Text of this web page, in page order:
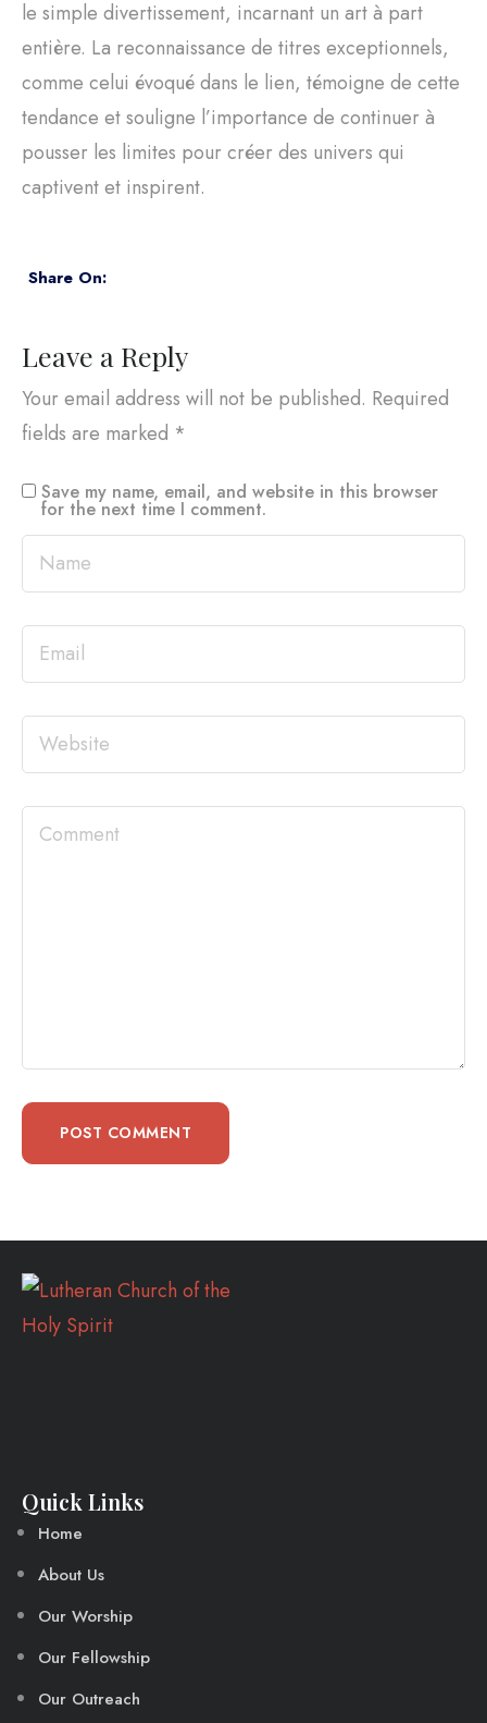
le simple divertissement, incarnant un art à part
entière. La reconnaissance de titres exceptionnels,
comme celui évoqué dans le lien, témoigne de cette
tendance et souligne l’importance de continuer à
pousser les limites pour créer des univers qui
captivent et inspirent.
Share On:
Leave a Reply
Your email address will not be published. Required
fields are marked *
Save my name, email, and website in this browser
for the next time I comment.
Quick Links
Home
About Us
Our Worship
Our Fellowship
Our Outreach